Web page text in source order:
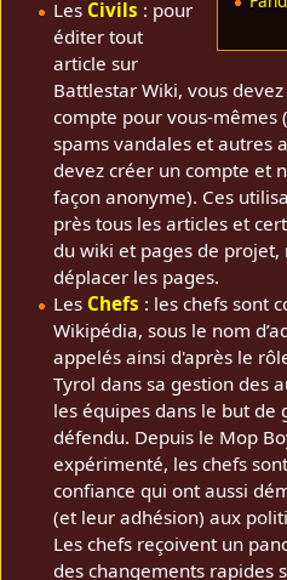
Les Civils : pour
éditer tout
article sur
Battlestar Wiki, vous
compte pour vous-mêmes
spams vandales et autres
devez créer un compte et
façon anonyme). Ces
près tous les articles et
du wiki et pages de projet,
déplacer les pages.
Les Chefs : les chefs sont
Wikipédia, sous le nom
appelés ainsi d'après le
Tyrol dans sa gestion des
les équipes dans le but de
défendu. Depuis le Mop
expérimenté, les chefs
confiance qui ont aussi
(et leur adhésion) aux
Les chefs reçoivent un
des changements rapides